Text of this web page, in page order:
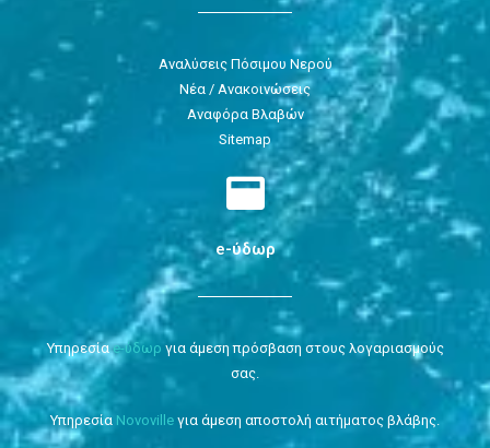
Αναλύσεις Πόσιμου Νερού
Νέα / Ανακοινώσεις
Αναφόρα Βλαβών
Sitemap
e-ύδωρ
Υπηρεσίαe-ύδωρ για άμεση πρόσβαση στους λογαριασμούς
σας.
Υπηρεσία Novoville για άμεση αποστολή αιτήματος βλάβης.